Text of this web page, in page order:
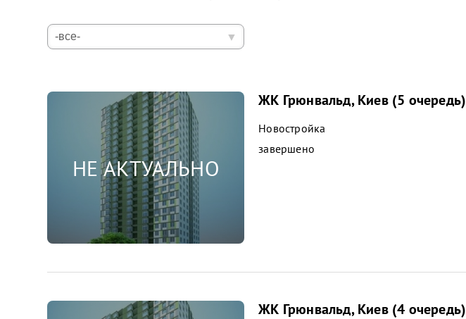
ЖК Грюнвальд, Киев (5 очередь)
Новостройка
завершено
ЖК Грюнвальд, Киев (4 очередь)